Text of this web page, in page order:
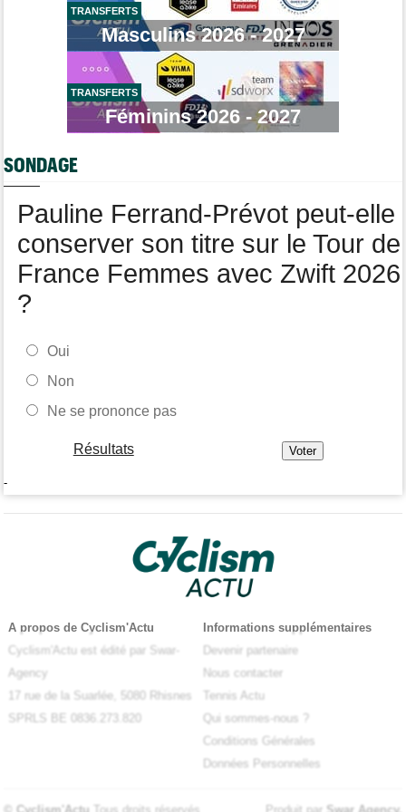
Web-série : "Course toujours, dans les coulisses de la FDJ
United Series"
Route
Robert Gesink : "Le cyclisme moderne est beaucoup plus
propre..."
Joao Almeida a dû abandonner après une chute
TRANSFERTS
Masculins 2026 - 2027
TRANSFERTS
Féminins 2026 - 2027
SONDAGE
Pauline Ferrand-Prévot peut-elle
conserver son titre sur le Tour de
France Femmes avec Zwift 2026
?
Oui
Non
Ne se prononce pas
Résultats
-
A propos de Cyclism'Actu
Cyclism'Actu est édité par Swar-
Agency
17 rue de la Suarlée, 5080 Rhisnes
SPRLS BE 0836.273.820
Informations supplémentaires
Devenir partenaire
Nous contacter
Tennis Actu
Qui sommes-nous ?
Conditions Générales
Données Personnelles